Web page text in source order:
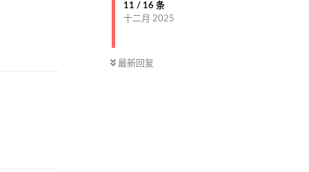
11 / 16 条
十二月 2025
最新回复